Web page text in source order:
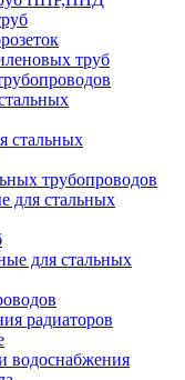
труб
стальных
трубопроводов
для стальных
для стальных
радиаторов
водоснабжения